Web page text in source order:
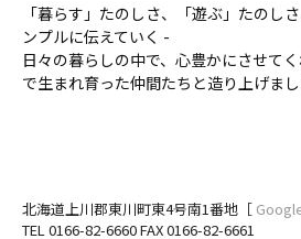
「暮らす」たのしさ、「遊ぶ」たのし
ンプルに伝えていく -
日々の暮らしの中で、心豊かにさせて
で生まれ育った仲間たちと造り上げまし
北海道上川郡東川町東4号南1番地［
TEL 0166-82-6660 FAX 0166-82-6661